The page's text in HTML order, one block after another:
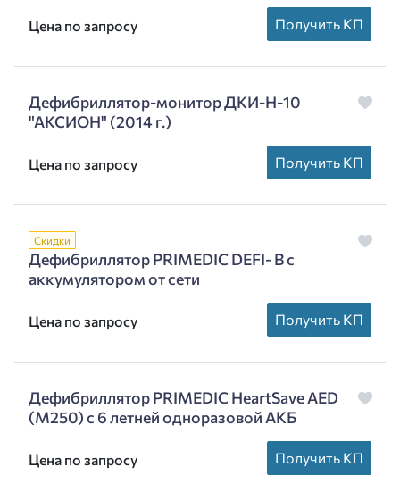
Цена по запросу Получить КП
Дефибриллятор-монитор ДКИ-Н-10
"АКСИОН" (2014 г.)
Цена по запросу Получить КП
Скидки
Дефибриллятор PRIMEDIC DEFI- B с
аккумулятором от сети
Цена по запросу Получить КП
Дефибриллятор PRIMEDIC HeartSave AED
(M250) с 6 летней одноразовой АКБ
Цена по запросу Получить КП